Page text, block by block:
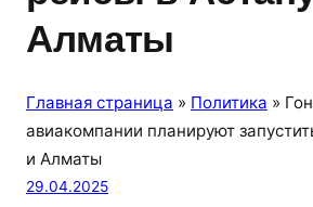
Алматы
Главная страница » Политика »
авиакомпании планируют
и Алматы
29.04.2025